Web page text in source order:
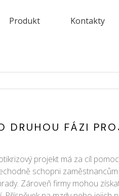
Produkt Kontakty
DRUHOU FÁZI
projekt má za cíl
schopni
Zároveň firmy mohou